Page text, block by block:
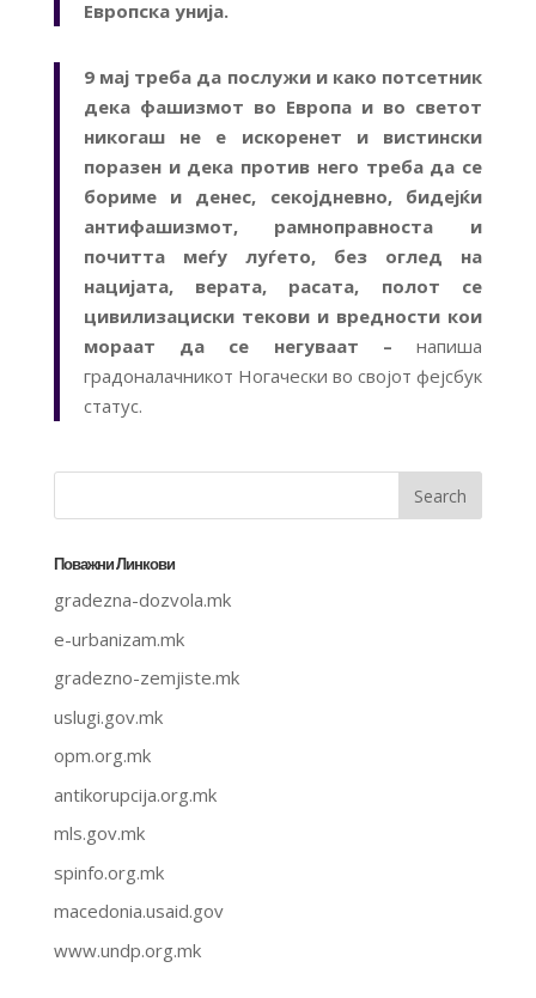
Европска унија.
9 мај треба да послужи и како потсетник
дека фашизмот во Европа и во светот
никогаш не е искоренет и вистински
поразен и дека против него треба да се
бориме и денес, секојдневно, бидејќи
антифашизмот, рамноправноста и
почитта меѓу луѓето, без оглед на
нацијата, верата, расата, полот се
цивилизациски текови и вредности кои
мораат да се негуваат – напиша
градоналачникот Ногачески во својот фејсбук
статус.
Поважни Линкови
gradezna-dozvola.mk
e-urbanizam.mk
gradezno-zemjiste.mk
uslugi.gov.mk
opm.org.mk
antikorupcija.org.mk
mls.gov.mk
spinfo.org.mk
macedonia.usaid.gov
www.undp.org.mk